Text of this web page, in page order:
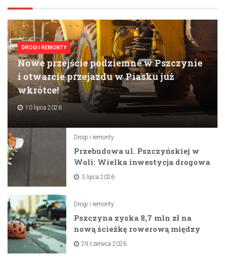
DROGI I REMONTY
Nowe przejście podziemne w Pszczynie
i otwarcie przejazdu w Piasku już
wkrótce!
10 lipca 2026
Drogi i remonty
Przebudowa ul. Pszczyńskiej w
Woli: Wielka inwestycja drogowa
na horyzoncie
3 lipca 2026
Drogi i remonty
Pszczyna zyska 8,7 mln zł na
nową ścieżkę rowerową między
zaporami
29 czerwca 2026